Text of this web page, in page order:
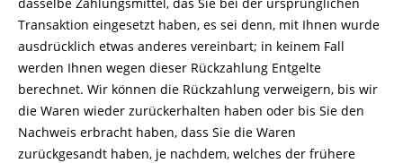
Transaktion eingesetzt haben, es sei denn, mit Ihnen wurde
ausdrücklich etwas anderes vereinbart; in keinem Fall
werden Ihnen wegen dieser Rückzahlung Entgelte
berechnet. Wir können die Rückzahlung verweigern, bis wir
die Waren wieder zurückerhalten haben oder bis Sie den
Nachweis erbracht haben, dass Sie die Waren
zurückgesandt haben, je nachdem, welches der frühere